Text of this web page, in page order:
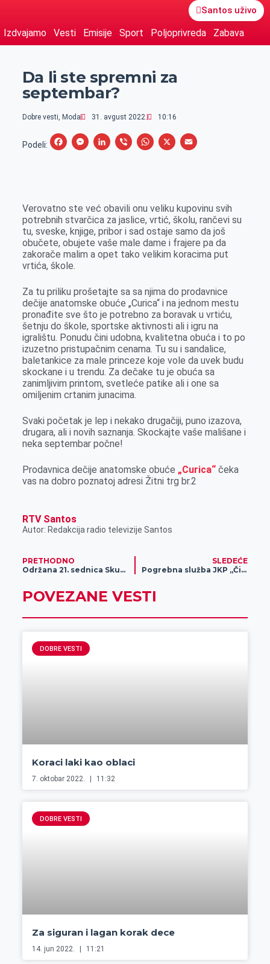
Santos uživo
Izdvajamo Vesti Emisije Sport Poljoprivreda Zabava
Da li ste spremni za
septembar?
Dobre vesti, Moda 31. avgust 2022. 10:16
Podeli:
F
b
o
o
k
M
e
n
g
e
L
e
d
I
n
V
r
W
s
A
p
p
X
E
l
Verovatno ste već obavili onu veliku kupovinu svih
potrebnih stvarčica za jaslice, vrtić, školu, rančevi su
tu, sveske, knjige, pribor i sad ostaje samo da još
obučete, obujete vaše male dame i frajere pa da
zakorače malim a opet tako velikim koracima put
vrtića, škole.
Za tu priliku prošetajte sa sa njima do prodavnice
dečije anatomske obuće „Curica“ i na jednom mestu
pronađite sve što je potrebno za boravak u vrtiću,
šetnju do škole, sportske aktivnosti ali i igru na
igralištu. Ponudu čini udobna, kvalitetna obuća i to po
izuzetno pristupačnim cenama. Tu su i sandalice,
baletankice za male princeze koje vole da uvek budu
skockane i u trendu. Za dečake tu je obuća sa
zanimljivim printom, svetleće patike ali i one sa
omiljenim crtanim junacima.
Svaki početak je lep i nekako drugačiji, puno izazova,
drugara, ali i novih saznanja. Skockajte vaše mališane i
neka septembar počne!
Prodavnica dečije anatomske obuće „Curica“ čeka
vas na dobro poznatoj adresi Žitni trg br.2
RTV Santos
Autor: Redakcija radio televizije Santos
PRETHODNO
Održana 21. sednica Skupštine Opštine Nova Crnja
SLEDEĆE
Pogrebna služba JKP „Čistoća i zelenilo“ dostupna 24 časa – 7 dana u nedelji
POVEZANE VESTI
DOBRE VESTI
Koraci laki kao oblaci
7. oktobar 2022. 11:32
DOBRE VESTI
Za siguran i lagan korak dece
14. jun 2022. 11:21